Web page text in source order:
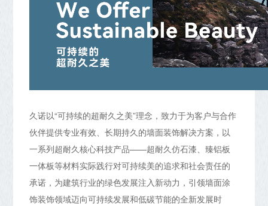
久诺以“可持续的超耐久之美”理念，致力于为客户与合作
伙伴提供专业有效、长期持久的墙面装饰解决方案，以
一系列超耐久核心科技产品——超耐久仿石漆、臻铝板
一体板等材料实际践行对可持续美的追求和社会责任的
承诺，为建筑行业的绿色发展注入新动力，引领墙面涂
饰装饰领域迈向可持续发展和低碳节能的全新发展时